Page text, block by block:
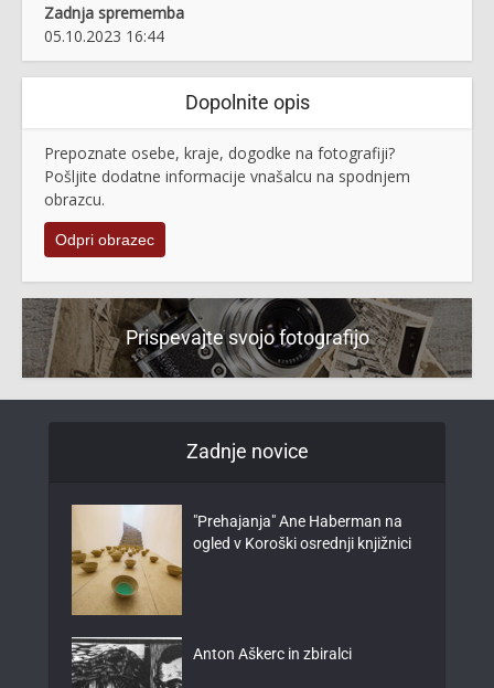
Zadnja sprememba
05.10.2023 16:44
Dopolnite opis
Prepoznate osebe, kraje, dogodke na fotografiji?
Pošljite dodatne informacije vnašalcu na spodnjem
obrazcu.
Odpri obrazec
Prispevajte svojo fotografijo
Zadnje novice
"Prehajanja" Ane Haberman na
ogled v Koroški osrednji knjižnici
Anton Aškerc in zbiralci